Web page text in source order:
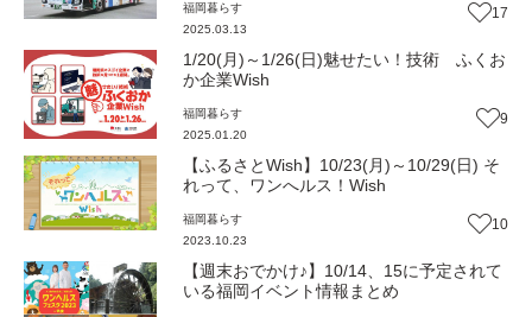
福岡暮らす
2025.03.13
17
1/20(月)～1/26(日)魅せたい！技術 ふくお
か企業Wish
福岡暮らす
2025.01.20
9
【ふるさとWish】10/23(月)～10/29(日) そ
れって、ワンへルス！Wish
福岡暮らす
2023.10.23
10
【週末おでかけ♪】10/14、15に予定されて
いる福岡イベント情報まとめ